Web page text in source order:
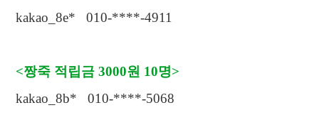
kakao_8e* 010-****-4911
<짱죽 적립금3000원 10명>
kakao_8b* 010-****-5068